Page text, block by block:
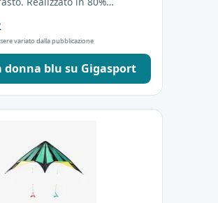
variato dalla pubblicazione
donna blu su Gigasport